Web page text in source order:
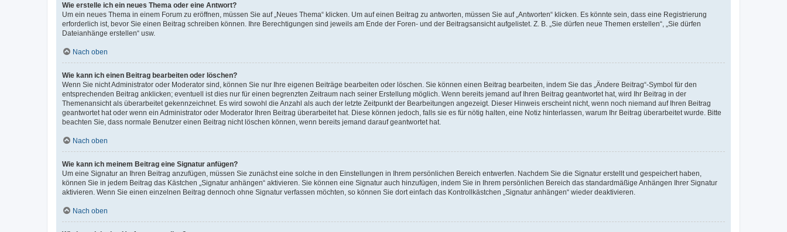
Wie erstelle ich ein neues Thema oder eine Antwort?
Um ein neues Thema in einem Forum zu eröffnen, müssen Sie auf „Neues Thema“ klicken. Um auf einen Beitrag zu antworten, müssen Sie auf „Antworten“ klicken. Es könnte sein, dass eine Registrierung
erforderlich ist, bevor Sie einen Beitrag schreiben können. Ihre Berechtigungen sind jeweils am Ende der Foren- und der Beitragsansicht aufgelistet. Z. B. „Sie dürfen neue Themen erstellen“, „Sie dürfen
Dateianhänge erstellen“ usw.
Nach oben
Wie kann ich einen Beitrag bearbeiten oder löschen?
Wenn Sie nicht Administrator oder Moderator sind, können Sie nur Ihre eigenen Beiträge bearbeiten oder löschen. Sie können einen Beitrag bearbeiten, indem Sie das „Ändere Beitrag“-Symbol für den
entsprechenden Beitrag anklicken; eventuell ist dies nur für einen begrenzten Zeitraum nach seiner Erstellung möglich. Wenn bereits jemand auf Ihren Beitrag geantwortet hat, wird Ihr Beitrag in der
Themenansicht als überarbeitet gekennzeichnet. Es wird sowohl die Anzahl als auch der letzte Zeitpunkt der Bearbeitungen angezeigt. Dieser Hinweis erscheint nicht, wenn noch niemand auf Ihren Beitrag
geantwortet hat oder wenn ein Administrator oder Moderator Ihren Beitrag überarbeitet hat. Diese können jedoch, falls sie es für nötig halten, eine Notiz hinterlassen, warum Ihr Beitrag überarbeitet wurde. Bitte
beachten Sie, dass normale Benutzer einen Beitrag nicht löschen können, wenn bereits jemand darauf geantwortet hat.
Nach oben
Wie kann ich meinem Beitrag eine Signatur anfügen?
Um eine Signatur an Ihren Beitrag anzufügen, müssen Sie zunächst eine solche in den Einstellungen in Ihrem persönlichen Bereich entwerfen. Nachdem Sie die Signatur erstellt und gespeichert haben,
können Sie in jedem Beitrag das Kästchen „Signatur anhängen“ aktivieren. Sie können eine Signatur auch hinzufügen, indem Sie in Ihrem persönlichen Bereich das standardmäßige Anhängen Ihrer Signatur
aktivieren. Wenn Sie einen einzelnen Beitrag dennoch ohne Signatur verfassen möchten, so können Sie dort einfach das Kontrollkästchen „Signatur anhängen“ wieder deaktivieren.
Nach oben